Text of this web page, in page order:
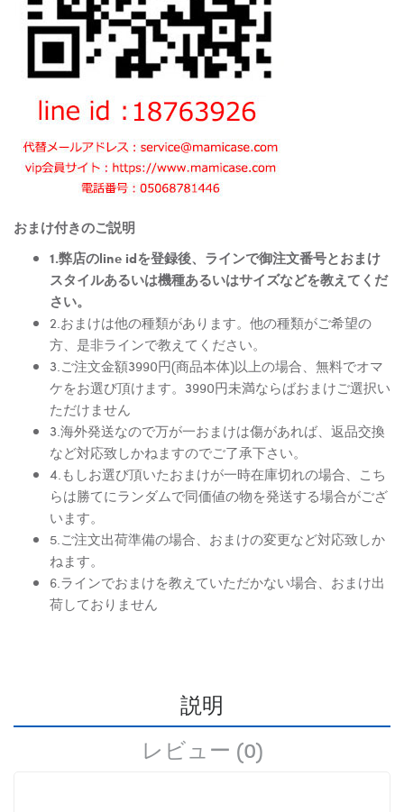
おまけ付きのご説明
1.弊店のline idを登録後、ラインで御注文番号とおまけ
スタイルあるいは機種あるいはサイズなどを教えてくだ
さい。
2.おまけは他の種類があります。他の種類がご希望の
方、是非ラインで教えてください。
3.ご注文金額3990円(商品本体)以上の場合、無料でオマ
ケをお選び頂けます。3990円未満ならばおまけご選択い
ただけません
3.海外発送なので万が一おまけは傷があれば、返品交換
など対応致しかねますのでご了承下さい。
4.もしお選び頂いたおまけが一時在庫切れの場合、こち
らは勝てにランダムで同価値の物を発送する場合がござ
います。
5.ご注文出荷準備の場合、おまけの変更など対応致しか
ねます。
6.ラインでおまけを教えていただかない場合、おまけ出
荷しておりません
説明
レビュー (0)